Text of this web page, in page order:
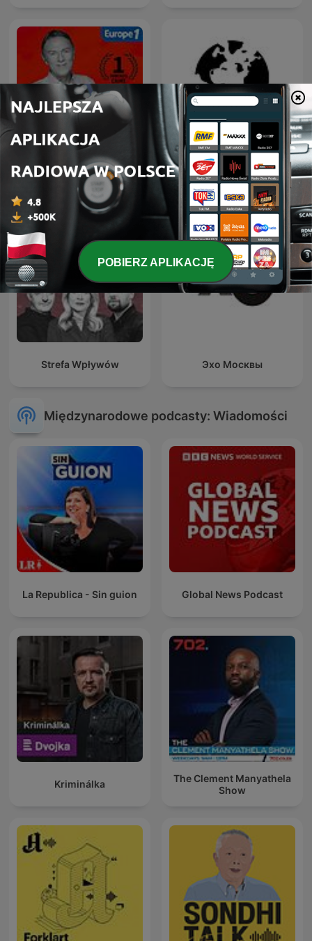
Hondelatte Raconte Dział Zagraniczny
Strefa Wpływów Эхо Москвы
Międzynarodowe podcasty: Wiadomości
La Republica - Sin guion Global News Podcast
Kriminálka
The Clement Manyathela
Show
POBIERZ APLIKACJĘ